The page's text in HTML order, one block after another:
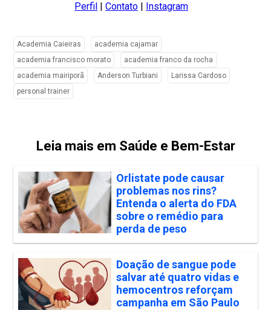
Perfil |Contato Instagram
Academia Caieiras
academia cajamar
academia francisco morato
academia franco da rocha
academia mairiporã
Anderson Turbiani
Larissa Cardoso
personal trainer
Leia mais em Saúde e Bem-Estar
Orlistate pode causar
problemas nos rins?
Entenda o alerta do FDA
sobre o remédio para
perda de peso
Doação de sangue pode
salvar até quatro vidas e
hemocentros reforçam
campanha em São Paulo